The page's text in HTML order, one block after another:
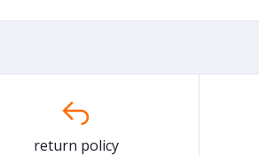
return policy